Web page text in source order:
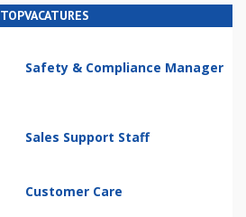
TOPVACATURES
Safety & Compliance Manager
Sales Support Staff
Customer Care